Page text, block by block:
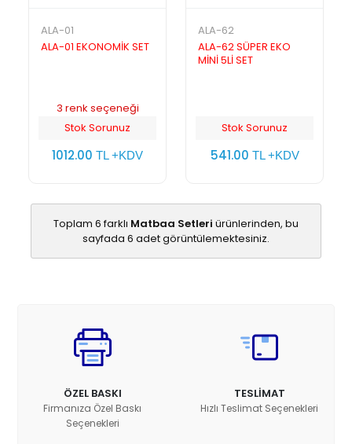
ALA-01
ALA-01 EKONOMİK SET
3 renk seçeneği
Stok Sorunuz
1012.00 TL +KDV
ALA-62
ALA-62 SÜPER EKO
MİNİ 5Lİ SET
Stok Sorunuz
541.00 TL +KDV
Toplam 6 farklı Matbaa Setleri ürünlerinden, bu
sayfada 6 adet görüntülemektesiniz.
ÖZEL BASKI
Firmanıza Özel Baskı
Seçenekleri
TESLİMAT
Hızlı Teslimat Seçenekleri